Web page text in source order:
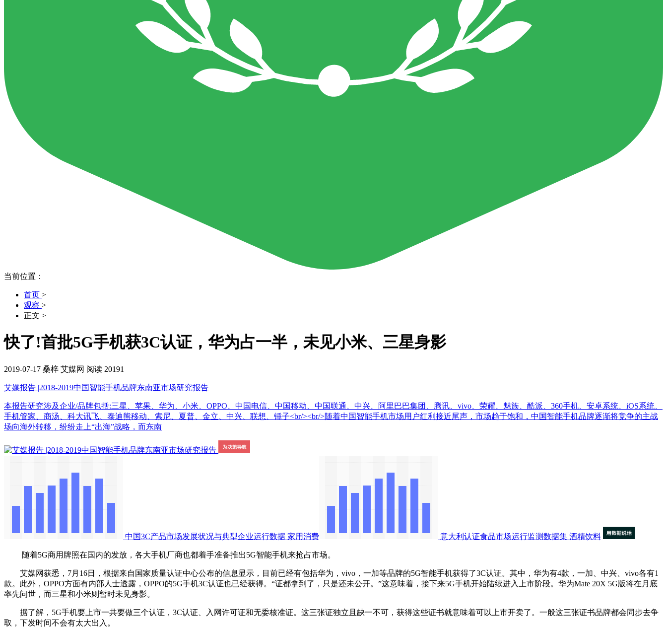
当前位置：
首页 >
观察 >
正文 >
快了!首批5G手机获3C认证，华为占一半，未见小米、三星身影
2019-07-17 桑梓 艾媒网 阅读 20191
艾媒报告 |2018-2019中国智能手机品牌东南亚市场研究报告
本报告研究涉及企业/品牌包括:三星、苹果、华为、小米、OPPO、中国电信、中国移动、中国联通、中兴、阿里巴巴集团、腾讯、vivo、荣耀、魅族、酷派、360手机、安卓系统、iOS系统、
手机管家、商汤、科大讯飞、泰迪熊移动、索尼、夏普、金立、中兴、联想、锤子<br/><br/>随着中国智能手机市场用户红利接近尾声，市场趋于饱和，中国智能手机品牌逐渐将竞争的主战
场向海外转移，纷纷走上“出海”战略，而东南
中国3C产品市场发展状况与典型企业运行数据 家用消费 意大利认证食品市场运行监测数据集 酒精饮料
随着5G商用牌照在国内的发放，各大手机厂商也都着手准备推出5G智能手机来抢占市场。
艾媒网获悉，7月16日，根据来自国家质量认证中心公布的信息显示，目前已经有包括华为，vivo，一加等品牌的5G智能手机获得了3C认证。其中，华为有4款，一加、中兴、vivo各有1
款。此外，OPPO方面有内部人士透露，OPPO的5G手机3C认证也已经获得。“证都拿到了，只是还未公开。”这意味着，接下来5G手机开始陆续进入上市阶段。华为Mate 20X 5G版将在月底
率先问世，而三星和小米则暂时未见身影。
据了解，5G手机要上市一共要做三个认证，3C认证、入网许可证和无委核准证。这三张证独立且缺一不可，获得这些证书就意味着可以上市开卖了。一般这三张证书品牌都会同步去争
取，下发时间不会有太大出入。